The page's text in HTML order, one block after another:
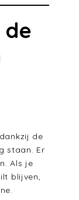
de
staan. Er
Als je
blijven,